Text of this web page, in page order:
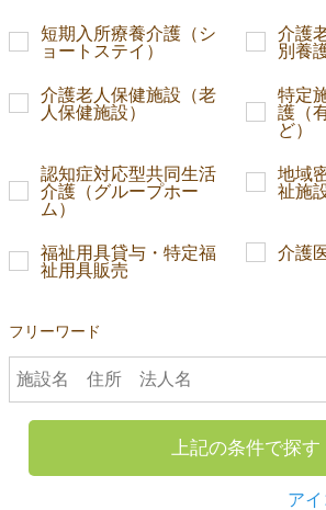
短期入所療養介護（シ
ョートステイ）
介護
別養
介護老人保健施設（老
人保健施設）
特定
護（
ど）
認知症対応型共同生活
介護（グループホー
ム）
地域
祉施
福祉用具貸与・特定福
祉用具販売
介護
フリーワード
上記の条件で探す
ア